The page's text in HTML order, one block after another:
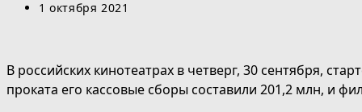
записи:
Запись
1 октября 2021
В российских кинотеатрах в четверг, 30 сентября,
проката его кассовые сборы составили 201,2 млн, и